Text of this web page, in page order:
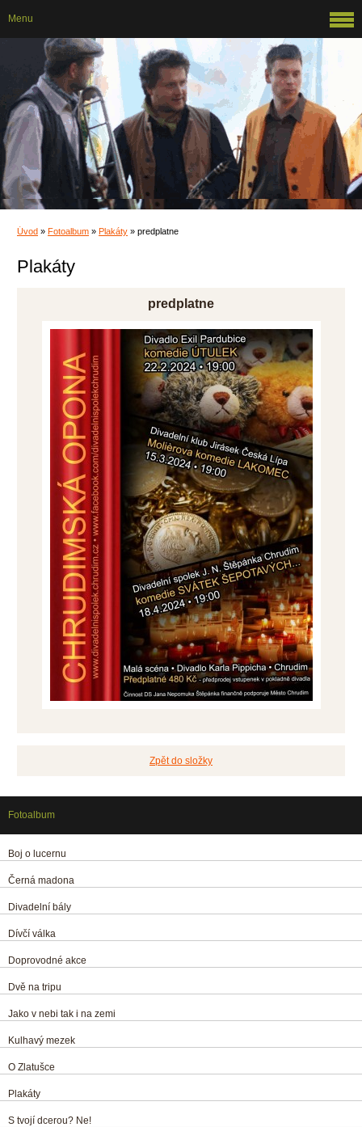
Úvod » Fotoalbum » Plakáty » predplatne
Plakáty
predplatne
Zpět do složky
Menu
Fotoalbum
Boj o lucernu
Černá madona
Divadelní bály
Dívčí válka
Doprovodné akce
Dvě na tripu
Jako v nebi tak i na zemi
Kulhavý mezek
O Zlatušce
Plakáty
S tvojí dcerou? Ne!